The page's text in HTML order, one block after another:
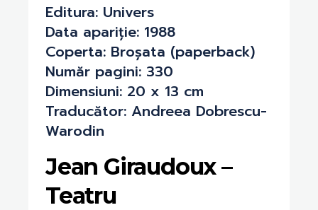
Jean Giraudoux –
Teatru
Editura: Univers
Data apariție: 1988
Coperta: Broșata (paperback)
Număr pagini: 330
Dimensiuni: 20 x 13 cm
Traducător: Andreea Dobrescu-
Warodin